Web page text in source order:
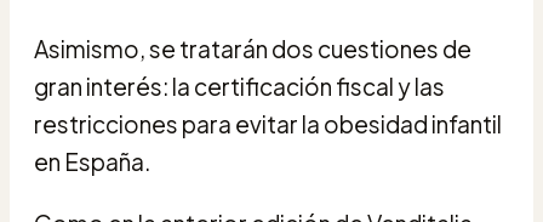
Asimismo, se tratarán dos cuestiones de
gran interés: la certificación fiscal y las
restricciones para evitar la obesidad infantil
en España.